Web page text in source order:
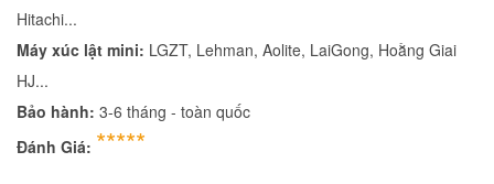
Hitachi...
Máy xúc lật mini: LGZT, Lehman, Aolite, LaiGong, Hoằng Giai
HJ...
Bảo hành: 3-6 tháng - toàn quốc
Đánh Giá: *****